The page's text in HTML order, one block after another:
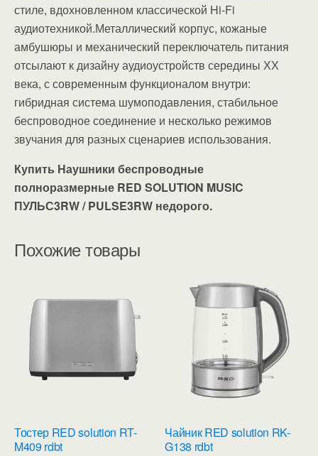
стиле, вдохновленном классической Hi-Fi
аудиотехникой.Металлический корпус, кожаные
амбушюры и механический переключатель питания
отсылают к дизайну аудиоустройств середины ХХ
века, с современным функционалом внутри:
гибридная система шумоподавления, стабильное
беспроводное соединение и несколько режимов
звучания для разных сценариев использования.
Купить Наушники беспроводные
полноразмерные RED SOLUTION MUSIC
ПУЛЬС3RW / PULSE3RW недорого.
Похожие товары
Тостер RED solution RT-
M409 rdbt
Чайник RED solution RK-
G138 rdbt